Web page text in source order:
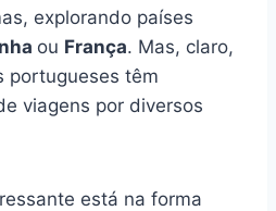
explorando países
ou França. Mas, claro,
portugueses têm
viagens por diversos
está na forma